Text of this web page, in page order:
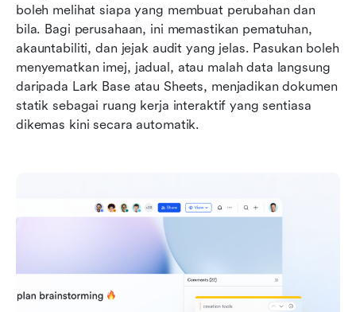
boleh melihat siapa yang membuat perubahan dan
bila. Bagi perusahaan, ini memastikan pematuhan,
akauntabiliti, dan jejak audit yang jelas. Pasukan boleh
menyematkan imej, jadual, atau malah data langsung
daripada Lark Base atau Sheets, menjadikan dokumen
statik sebagai ruang kerja interaktif yang sentiasa
dikemas kini secara automatik.